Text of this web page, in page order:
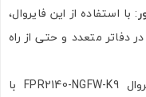
: با استفاده از این فایروال،
دفاتر متعدد و حتی از راه
: فایروال FPR2140-NGFW-K9 با